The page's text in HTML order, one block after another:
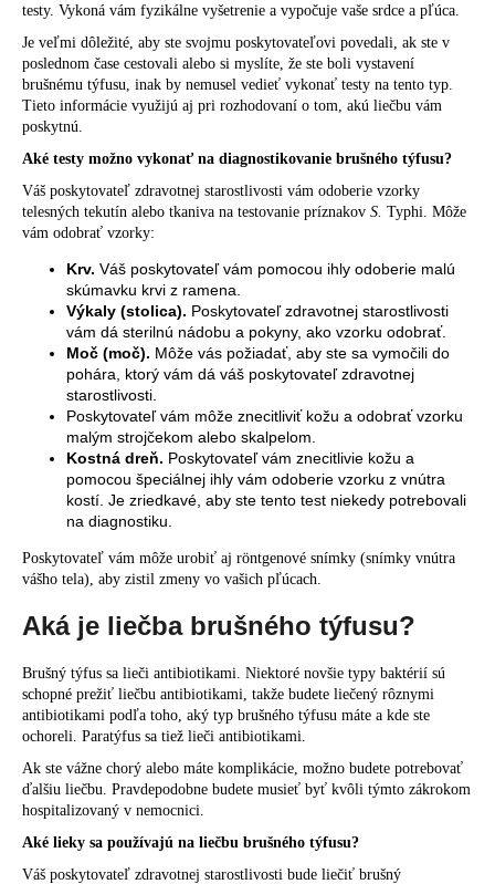
testy. Vykoná vám fyzikálne vyšetrenie a vypočuje vaše srdce a pľúca.
Je veľmi dôležité, aby ste svojmu poskytovateľovi povedali, ak ste v
poslednom čase cestovali alebo si myslíte, že ste boli vystavení
brušnému týfusu, inak by nemusel vedieť vykonať testy na tento typ.
Tieto informácie využijú aj pri rozhodovaní o tom, akú liečbu vám
poskytnú.
Aké testy možno vykonať na diagnostikovanie brušného týfusu?
Váš poskytovateľ zdravotnej starostlivosti vám odoberie vzorky
telesných tekutín alebo tkaniva na testovanie príznakov S. Typhi. Môže
vám odobrať vzorky:
Krv. Váš poskytovateľ vám pomocou ihly odoberie malú
skúmavku krvi z ramena.
Výkaly (stolica). Poskytovateľ zdravotnej starostlivosti
vám dá sterilnú nádobu a pokyny, ako vzorku odobrať.
Moč (moč). Môže vás požiadať, aby ste sa vymočili do
pohára, ktorý vám dá váš poskytovateľ zdravotnej
starostlivosti.
Poskytovateľ vám môže znecitliviť kožu a odobrať vzorku
malým strojčekom alebo skalpelom.
Kostná dreň. Poskytovateľ vám znecitlivie kožu a
pomocou špeciálnej ihly vám odoberie vzorku z vnútra
kostí. Je zriedkavé, aby ste tento test niekedy potrebovali
na diagnostiku.
Poskytovateľ vám môže urobiť aj röntgenové snímky (snímky vnútra
vášho tela), aby zistil zmeny vo vašich pľúcach.
Aká je liečba brušného týfusu?
Brušný týfus sa lieči antibiotikami. Niektoré novšie typy baktérií sú
schopné prežiť liečbu antibiotikami, takže budete liečený rôznymi
antibiotikami podľa toho, aký typ brušného týfusu máte a kde ste
ochoreli. Paratýfus sa tiež lieči antibiotikami.
Ak ste vážne chorý alebo máte komplikácie, možno budete potrebovať
ďalšiu liečbu. Pravdepodobne budete musieť byť kvôli týmto zákrokom
hospitalizovaný v nemocnici.
Aké lieky sa používajú na liečbu brušného týfusu?
Váš poskytovateľ zdravotnej starostlivosti bude liečiť brušný